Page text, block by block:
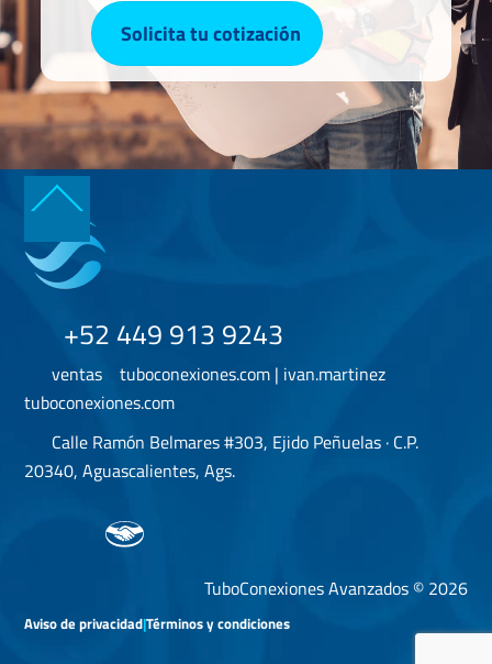
Solicita tu cotización
Back
Top
+52 449 913 9243
ventas
tuboconexiones.com | ivan.martinez
tuboconexiones.com
Calle Ramón Belmares #303, Ejido Peñuelas · C.P.
20340, Aguascalientes, Ags.
TuboConexiones Avanzados © 2026
Aviso de privacidad|Términos y condiciones